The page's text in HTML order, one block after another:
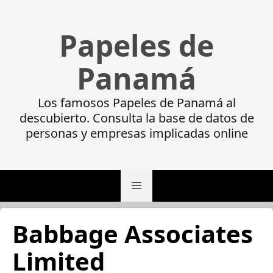
Papeles de
Panamá
Los famosos Papeles de Panamá al
descubierto. Consulta la base de datos de
personas y empresas implicadas online
Babbage Associates
Limited